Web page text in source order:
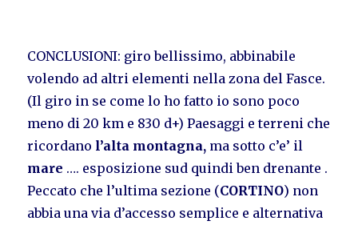
CONCLUSIONI: giro bellissimo, abbinabile
volendo ad altri elementi nella zona del Fasce.
(Il giro in se come lo ho fatto io sono poco
meno di 20 km e 830 d+) Paesaggi e terreni che
ricordano l’alta montagna, ma sotto c’e’ il
mare …. esposizione sud quindi ben drenante .
Peccato che l’ultima sezione (CORTINO) non
abbia una via d’accesso semplice e alternativa